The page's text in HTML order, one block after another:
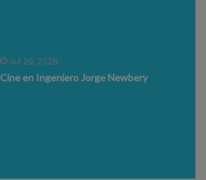
Jul 29, 2026
Cine en Ingeniero Jorge Newbery